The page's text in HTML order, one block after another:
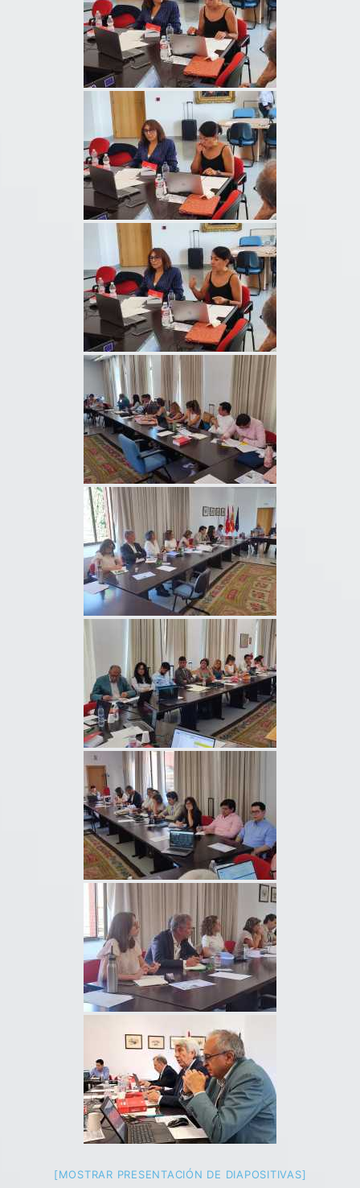
[MOSTRAR PRESENTACIÓN DE DIAPOSITIVAS]